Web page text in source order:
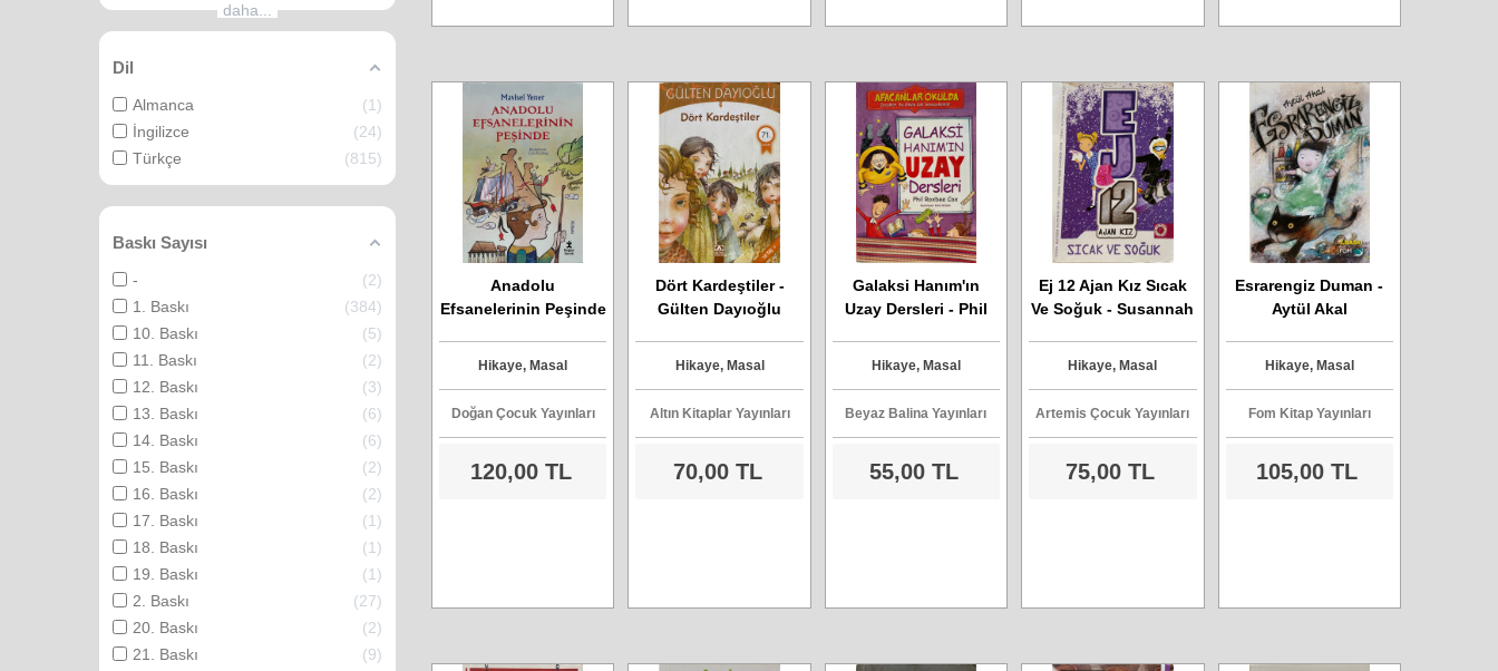
daha...
Dil
Almanca
1
İngilizce
24
Türkçe
815
Baskı Sayısı
-
2
1. Baskı
384
10. Baskı
5
11. Baskı
2
12. Baskı
3
13. Baskı
6
14. Baskı
6
15. Baskı
2
16. Baskı
2
17. Baskı
1
18. Baskı
1
19. Baskı
1
2. Baskı
27
20. Baskı
2
21. Baskı
9
Anadolu
Efsanelerinin Peşinde
Hikaye, Masal
Doğan Çocuk Yayınları
120,00 TL
Dört Kardeştiler -
Gülten Dayıoğlu
Hikaye, Masal
Altın Kitaplar Yayınları
70,00 TL
Galaksi Hanım'ın
Uzay Dersleri - Phil
Hikaye, Masal
Beyaz Balina Yayınları
55,00 TL
Ej 12 Ajan Kız Sıcak
Ve Soğuk - Susannah
Hikaye, Masal
Artemis Çocuk Yayınları
75,00 TL
Esrarengiz Duman -
Aytül Akal
Hikaye, Masal
Fom Kitap Yayınları
105,00 TL